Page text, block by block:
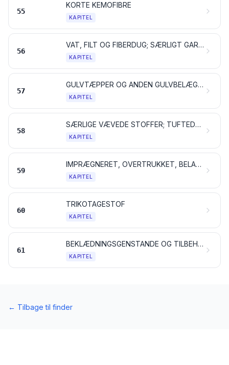
55
KORTE KEMOFIBRE
KAPITEL
56
VAT, FILT OG FIBERDUG; SÆRLIGT GARN; SEJLGARN, REB OG TOVVÆRK SAMT VARER DERAF
KAPITEL
57
GULVTÆPPER OG ANDEN GULVBELÆGNING AF TEKSTILMATERIALER
KAPITEL
58
SÆRLIGE VÆVEDE STOFFER; TUFTEDE TEKSTILSTOFFER; BLONDER OG KNIPLINGER; TAPISSERIER; POSSEMENTARTIKLER; BRODERIER
KAPITEL
59
IMPRÆGNERET, OVERTRUKKET, BELAGT ELLER LAMINERET TEKSTILSTOF; TEKNISKE VARER AF TEKSTIL
KAPITEL
60
TRIKOTAGESTOF
KAPITEL
61
BEKLÆDNINGSGENSTANDE OG TILBEHØR TIL BEKLÆDNINGSGENSTANDE, AF TRIKOTAGE
KAPITEL
← Tilbage til finder